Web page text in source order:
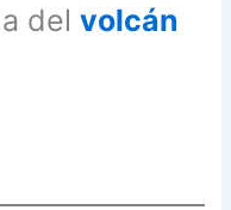
delvolcán